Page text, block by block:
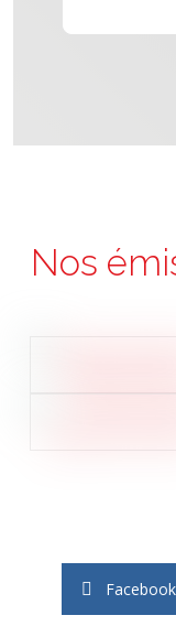
Nos
Facebook